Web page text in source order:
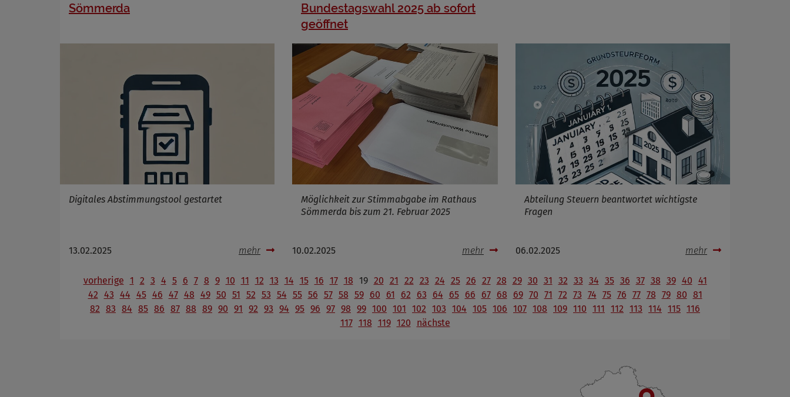
Sömmerda
Digitales Abstimmungstool gestartet
13.02.2025 mehr
Bundestagswahl 2025 ab sofort
geöffnet
Möglichkeit zur Stimmabgabe im Rathaus
Sömmerda bis zum 21. Februar 2025
10.02.2025 mehr
Abteilung Steuern beantwortet wichtigste
Fragen
06.02.2025 mehr
vorherige 1 2 3 4 5 6 7 8 9 10 11 12 13 14 15 16 17 18 19 20 21 22 23 24 25 26 27 28 29 30 31 32 33 34 35 36 37 38 39 40 41
42 43 44 45 46 47 48 49 50 51 52 53 54 55 56 57 58 59 60 61 62 63 64 65 66 67 68 69 70 71 72 73 74 75 76 77 78 79 80 81
82 83 84 85 86 87 88 89 90 91 92 93 94 95 96 97 98 99 100 101 102 103 104 105 106 107 108 109 110 111 112 113 114 115 116
117 118 119 120 nächste